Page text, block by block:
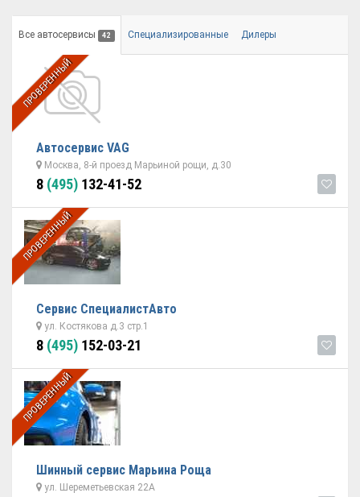
Все автосервисы 42 Специализированные Дилеры
ПРОВЕРЕННЫЙ
Автосервис VAG
Москва, 8-й проезд Марьиной рощи, д.30
8 (495) 132-41-52
ПРОВЕРЕННЫЙ
Сервис СпециалистАвто
ул. Костякова д.3 стр.1
8 (495) 152-03-21
ПРОВЕРЕННЫЙ
Шинный сервис Марьина Роща
ул. Шереметьевская 22А